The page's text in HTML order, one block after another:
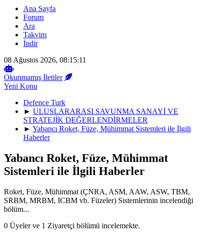
Ana Sayfa
Forum
Ara
Takvim
İndir
08 Ağustos 2026, 08:15:11
Okunmamış İletiler
Yeni Konu
Defence Turk
► ULUSLARARASI SAVUNMA SANAYİ VE
STRATEJİK DEĞERLENDİRMELER
► Yabancı Roket, Füze, Mühimmat Sistemleri ile İlgili
Haberler
Yabancı Roket, Füze, Mühimmat
Sistemleri ile İlgili Haberler
Roket, Füze, Mühimmat (ÇNRA, ASM, AAW, ASW, TBM,
SRBM, MRBM, ICBM vb. Füzeler) Sistemlerinin incelendiği
bölüm...
0 Üyeler ve 1 Ziyaretçi bölümü incelemekte.